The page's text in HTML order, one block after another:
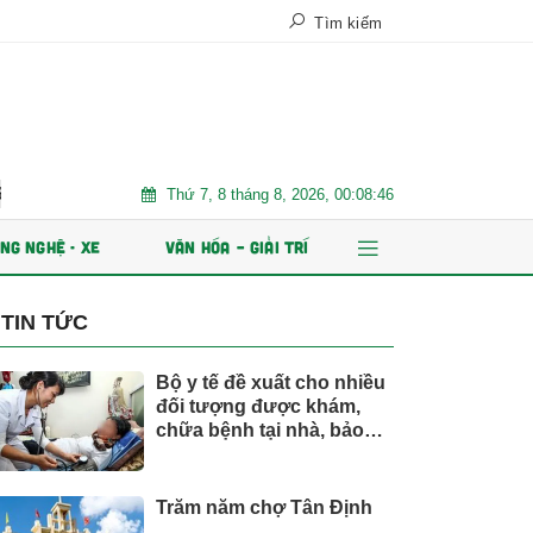
Tìm kiếm
ESOP Xe điện đang áp đảo thị trường MPV Việt
Thứ 7, 8 tháng 8, 2026, 00:08:48
NGHỆ - XE VĂN HÓA – GIẢI TRÍ
TIN TỨC
Bộ y tế đề xuất cho nhiều
đối tượng được khám,
chữa bệnh tại nhà, bảo
Trăm năm chợ Tân Định